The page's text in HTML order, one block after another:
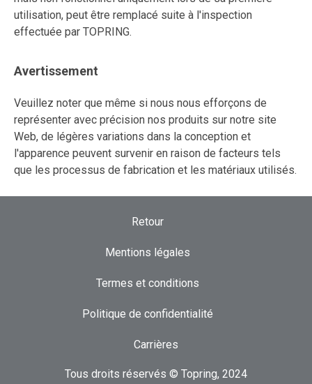
utilisation, peut être remplacé suite à l'inspection
effectuée par TOPRING.
Avertissement
Veuillez noter que même si nous nous efforçons de
représenter avec précision nos produits sur notre site
Web, de légères variations dans la conception et
l'apparence peuvent survenir en raison de facteurs tels
que les processus de fabrication et les matériaux utilisés.
Retour
Mentions légales
Termes et conditions
Politique de confidentialité
Carrières
Tous droits réservés © Topring, 2024